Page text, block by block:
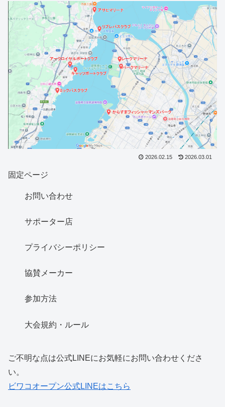
2026.02.15 2026.03.01
固定ページ
お問い合わせ
サポーター店
プライバシーポリシー
協賛メーカー
参加方法
大会規約・ルール
ご不明な点は公式LINEにお気軽にお問い合わせくださ
い。
ビワコオープン公式LINEはこちら